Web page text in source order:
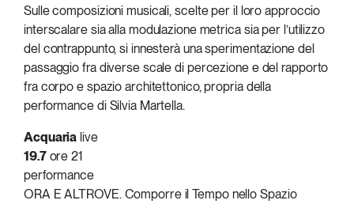
Sulle composizioni musicali, scelte per il loro approccio
interscalare sia alla modulazione metrica sia per l’utilizzo
del contrappunto, si innesterà una sperimentazione del
passaggio fra diverse scale di percezione e del rapporto
fra corpo e spazio architettonico, propria della
performance di Silvia Martella.
Acquaria live
19.7ore 21
performance
ORA E ALTROVE. Comporre il Tempo nello Spazio